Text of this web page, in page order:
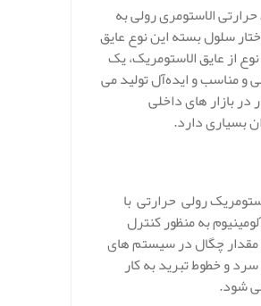
الاستومری رولی به
سلول بسته این نوع عایق
از عایق الاستومریک، یک
و مناسب و ایده‌آل تولید می
در بازار های داخلی
بسیاری دارد.
رولی حرارتی با
به منظور کنترل
مقدار چگال در سیستم های
و خطوط تبرید به کار
شود.